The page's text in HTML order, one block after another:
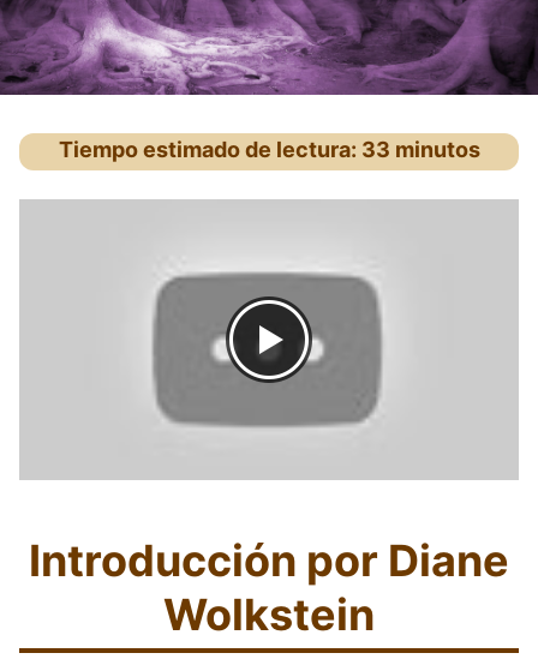
Tiempo estimado de lectura: 33 minutos
Introducción por Diane
Wolkstein